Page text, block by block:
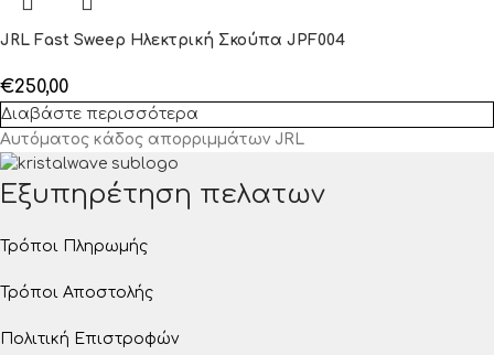
JRL Fast Sweep Ηλεκτρική Σκούπα JPF004
€250,00
Διαβάστε περισσότερα
Αυτόματος κάδος απορριμμάτων JRL
Εξυπηρέτηση πελατων
Τρόποι Πληρωμής
Τρόποι Αποστολής
Πολιτική Επιστροφών